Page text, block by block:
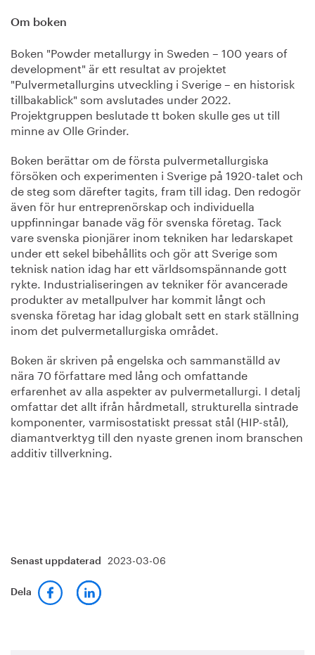
Om boken
Boken "Powder metallurgy in Sweden – 100 years of
development" är ett resultat av projektet
"Pulvermetallurgins utveckling i Sverige – en historisk
tillbakablick" som avslutades under 2022.
Projektgruppen beslutade tt boken skulle ges ut till
minne av Olle Grinder.
Boken berättar om de första pulvermetallurgiska
försöken och experimenten i Sverige på 1920-talet och
de steg som därefter tagits, fram till idag. Den redogör
även för hur entreprenörskap och individuella
uppfinningar banade väg för svenska företag. Tack
vare svenska pionjärer inom tekniken har ledarskapet
under ett sekel bibehållits och gör att Sverige som
teknisk nation idag har ett världsomspännande gott
rykte. Industrialiseringen av tekniker för avancerade
produkter av metallpulver har kommit långt och
svenska företag har idag globalt sett en stark ställning
inom det pulvermetallurgiska området.
Boken är skriven på engelska och sammanställd av
nära 70 författare med lång och omfattande
erfarenhet av alla aspekter av pulvermetallurgi. I detalj
omfattar det allt ifrån hårdmetall, strukturella sintrade
komponenter, varmisostatiskt pressat stål (HIP-stål),
diamantverktyg till den nyaste grenen inom branschen
additiv tillverkning.
Senast uppdaterad 2023-03-06
Dela